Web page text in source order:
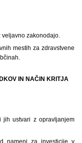
veljavno zakonodajo.
mestih za zdravstvene
IN NAČIN KRITJA
jih ustvari z opravljanjem
nameni za investicije v